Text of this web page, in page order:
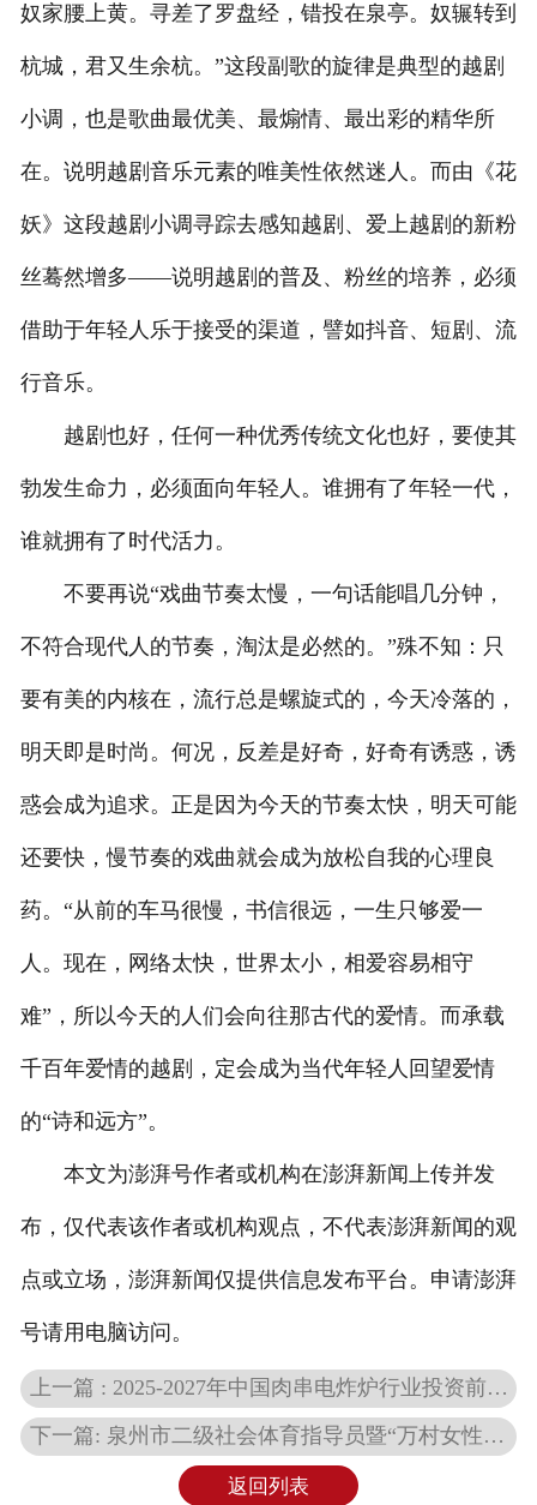
奴家腰上黄。寻差了罗盘经，错投在泉亭。奴辗转到
杭城，君又生余杭。”这段副歌的旋律是典型的越剧
小调，也是歌曲最优美、最煽情、最出彩的精华所
在。说明越剧音乐元素的唯美性依然迷人。而由《花
妖》这段越剧小调寻踪去感知越剧、爱上越剧的新粉
丝蓦然增多——说明越剧的普及、粉丝的培养，必须
借助于年轻人乐于接受的渠道，譬如抖音、短剧、流
行音乐。
越剧也好，任何一种优秀传统文化也好，要使其
勃发生命力，必须面向年轻人。谁拥有了年轻一代，
谁就拥有了时代活力。
不要再说“戏曲节奏太慢，一句话能唱几分钟，
不符合现代人的节奏，淘汰是必然的。”殊不知：只
要有美的内核在，流行总是螺旋式的，今天冷落的，
明天即是时尚。何况，反差是好奇，好奇有诱惑，诱
惑会成为追求。正是因为今天的节奏太快，明天可能
还要快，慢节奏的戏曲就会成为放松自我的心理良
药。“从前的车马很慢，书信很远，一生只够爱一
人。现在，网络太快，世界太小，相爱容易相守
难”，所以今天的人们会向往那古代的爱情。而承载
千百年爱情的越剧，定会成为当代年轻人回望爱情
的“诗和远方”。
本文为澎湃号作者或机构在澎湃新闻上传并发
布，仅代表该作者或机构观点，不代表澎湃新闻的观
点或立场，澎湃新闻仅提供信息发布平台。申请澎湃
号请用电脑访问。
上一篇 : 2025-2027年中国肉串电炸炉行业投资前景及策略咨询报告
下一篇: 泉州市二级社会体育指导员暨“万村女性社会体育指导员”培训班在洛江开班
返回列表